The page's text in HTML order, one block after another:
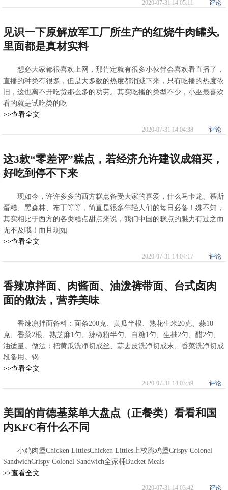
2020-07-31 14:05:11 评论
见识一下原解放军工厂所生产的红烧牛肉罐头,
里面都是真材实料
想必大家都很喜欢上网，那肯定就有很多小伙伴会喜欢看直播了，
直播的种类有很多，但是大多数的热度都消减下来，只有吃播的热度依
旧，这也离不开吃货那么多的功劳。其实吃播的类型不少，小巫最喜欢
看的就是试吃类的吃
>>查看全文
2020-07-31 14:04:38 评论
这3款“零差评”糕点，若经济允许建议成箱买，
好吃到停不下来
现如今，许许多多的西方糕点备受大家的喜爱，什么马卡龙、慕斯
蛋糕、黑森林、布丁等等，简直是很多年轻人们的每日必备！殊不知，
其实相比于西方的各类糕点甜点来说，我们中国的糕点的魅力有过之而
无不及哦！而且现如
>>查看全文
2020-07-31 14:04:17 评论
香辣凉拌面、肉酱面、油泼裤带面、台式卤肉
面的做法，营养美味
香辣凉拌面备料：面条200克、黄瓜半根、熟花生米20克、蒜10
克、香菜2根、熟芝麻1勺、辣椒粉半勺、白糖1勺、生抽2勺、醋2勺、
油适量。做法：把黄瓜洗净切成丝、蒜去皮洗净切成末、香菜洗净切成
段备用。锅
>>查看全文
2020-07-31 14:03:59 评论
美国的肯德基菜单大盘点（正餐类）看看和国
内KFC有什么不同
小鸡肉堡Chicken LittlesChicken Littles上校脆鸡堡Crispy Colonel
SandwichCrispy Colonel Sandwich全家桶Bucket Meals
>>查看全文
2020-07-31 14:03:42 评论